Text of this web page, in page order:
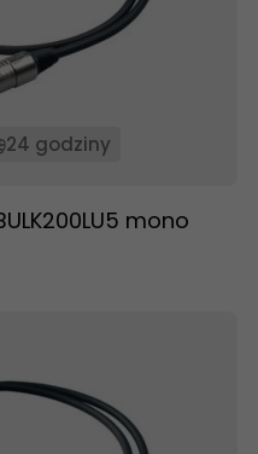
24 godziny
mono